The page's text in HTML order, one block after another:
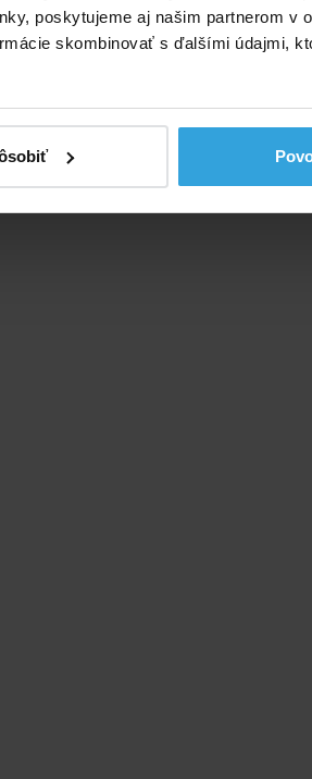
poskytujeme aj našim partnerom v
skombinovať s ďalšími údajmi,